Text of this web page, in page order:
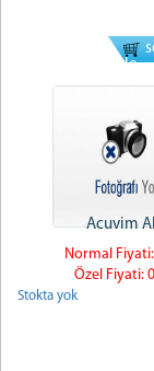
ekle
Acuvim
Normal Fiyati:
Özel Fiyati:
Stokta yok